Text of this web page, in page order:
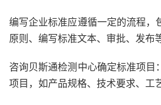
编写企业标准应遵循一定的流程，
原则、编写标准文本、审批、发布
咨询贝斯通检测中心确定标准项目
项目，如产品规格、技术要求、工